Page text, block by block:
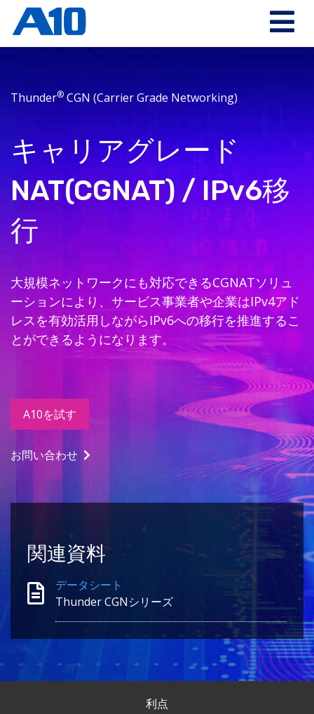
Thunder® CGN (Carrier Grade Networking)
キャリアグレード
NAT(CGNAT) / IPv6移
行
大規模ネットワークにも対応できるCGNATソリュ
ーションにより、サービス事業者や企業はIPv4アド
レスを有効活用しながらIPv6への移行を推進するこ
とができるようになります。
A10を試す
お問い合わせ
関連資料
データシート
Thunder CGNシリーズ
利点